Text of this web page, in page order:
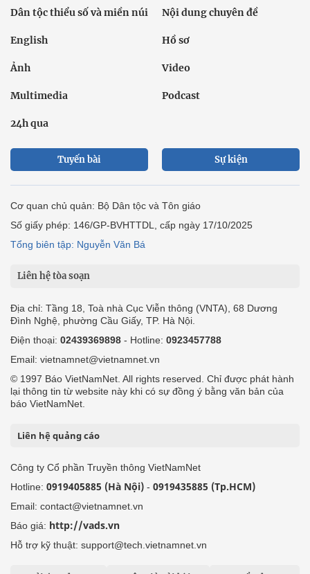
Dân tộc thiểu số và miền núi Nội dung chuyên đề
English Hồ sơ
Ảnh Video
Multimedia Podcast
24h qua
Tuyến bài Sự kiện
Cơ quan chủ quản: Bộ Dân tộc và Tôn giáo
Số giấy phép: 146/GP-BVHTTDL, cấp ngày 17/10/2025
Tổng biên tập: Nguyễn Văn Bá
Liên hệ tòa soạn
Địa chỉ: Tầng 18, Toà nhà Cục Viễn thông (VNTA), 68 Dương
Đình Nghệ, phường Cầu Giấy, TP. Hà Nội.
Điện thoại: 02439369898 - Hotline: 0923457788
Email: vietnamnet@vietnamnet.vn
© 1997 Báo VietNamNet. All rights reserved. Chỉ được phát hành
lại thông tin từ website này khi có sự đồng ý bằng văn bản của
báo VietNamNet.
Liên hệ quảng cáo
Công ty Cổ phần Truyền thông VietNamNet
Hotline: 0919405885 (Hà Nội) - 0919435885 (Tp.HCM)
Email: contact@vietnamnet.vn
Báo giá: http://vads.vn
Hỗ trợ kỹ thuật: support@tech.vietnamnet.vn